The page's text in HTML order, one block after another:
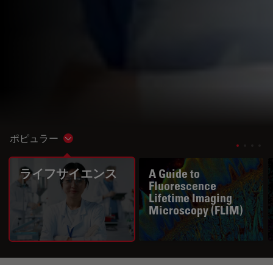
ポピュラー Show subnavigation
ライフサイエンス
A Guide to
Fluorescence
Lifetime Imaging
Microscopy (FLIM)